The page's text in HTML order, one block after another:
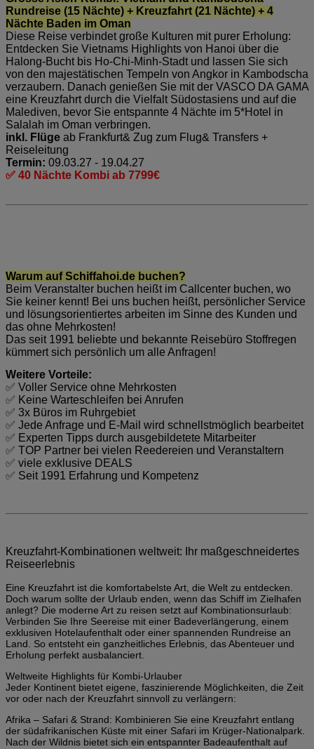
Rundreise (15 Nächte) + Kreuzfahrt (21 Nächte) + 4
Nächte Baden im Oman
Diese Reise verbindet große Kulturen mit purer Erholung:
Entdecken Sie Vietnams Highlights von Hanoi über die
Halong-Bucht bis Ho-Chi-Minh-Stadt und lassen Sie sich
von den majestätischen Tempeln von Angkor in Kambodscha
verzaubern. Danach genießen Sie mit der VASCO DA GAMA
eine Kreuzfahrt durch die Vielfalt Südostasiens und auf die
Malediven, bevor Sie entspannte 4 Nächte im 5*Hotel in
Salalah im Oman verbringen.
inkl. Flüge ab Frankfurt& Zug zum Flug& Transfers +
Reiseleitung
Termin: 09.03.27 - 19.04.27
✅ 40 Nächte Kombi ab 7799€
Warum auf Schiffahoi.de buchen?
Beim Veranstalter buchen heißt im Callcenter buchen, wo
Sie keiner kennt! Bei uns buchen heißt, persönlicher Service
und lösungsorientiertes arbeiten im Sinne des Kunden und
das ohne Mehrkosten!
Das seit 1991 beliebte und bekannte Reisebüro Stoffregen
kümmert sich persönlich um alle Anfragen!
Weitere Vorteile:
✅ Voller Service ohne Mehrkosten
✅ Keine Warteschleifen bei Anrufen
✅ 3x Büros im Ruhrgebiet
✅ Jede Anfrage und E-Mail wird schnellstmöglich bearbeitet
✅ Experten Tipps durch ausgebildetete Mitarbeiter
✅ TOP Partner bei vielen Reedereien und Veranstaltern
✅ viele exklusive DEALS
✅ Seit 1991 Erfahrung und Kompetenz
Kreuzfahrt-Kombinationen weltweit: Ihr maßgeschneidertes
Reiseerlebnis
Eine Kreuzfahrt ist die komfortabelste Art, die Welt zu entdecken.
Doch warum sollte der Urlaub enden, wenn das Schiff im Zielhafen
anlegt? Die moderne Art zu reisen setzt auf Kombinationsurlaub:
Verbinden Sie Ihre Seereise mit einer Badeverlängerung, einem
exklusiven Hotelaufenthalt oder einer spannenden Rundreise an
Land. So entsteht ein ganzheitliches Erlebnis, das Abenteuer und
Erholung perfekt ausbalanciert.
Weltweite Highlights für Kombi-Urlauber
Jeder Kontinent bietet eigene, faszinierende Möglichkeiten, die Zeit
vor oder nach der Kreuzfahrt sinnvoll zu verlängern:
Afrika – Safari & Strand: Kombinieren Sie eine Kreuzfahrt entlang
der südafrikanischen Küste mit einer Safari im Krüger-Nationalpark.
Nach der Wildnis bietet sich ein entspannter Badeaufenthalt auf